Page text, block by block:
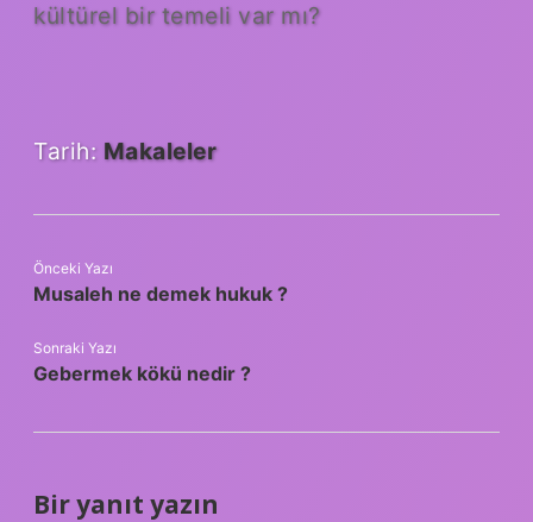
kültürel bir temeli var mı?
Tarih: Makaleler
Önceki Yazı
Musaleh ne demek hukuk ?
Sonraki Yazı
Gebermek kökü nedir ?
Bir yanıt yazın